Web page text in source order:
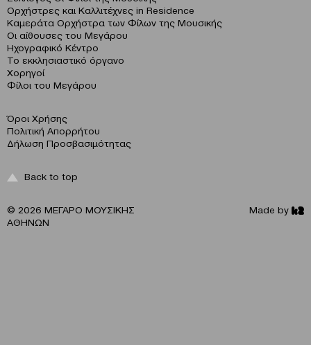
Ορχήστρες και Καλλιτέχνες in Residence
Καμεράτα Ορχήστρα των Φίλων της Μουσικής
Οι αίθουσες του Μεγάρου
Ηχογραφικό Κέντρο
Το εκκλησιαστικό όργανο
Χορηγοί
Φίλοι του Μεγάρου
© 2026 ΜΕΓΑΡΟ ΜΟΥΣΙΚΗΣ
ΑΘΗΝΩΝ
Όροι Χρήσης
Πολιτική Απορρήτου
Δήλωση Προσβασιμότητας
Made by
Back to top